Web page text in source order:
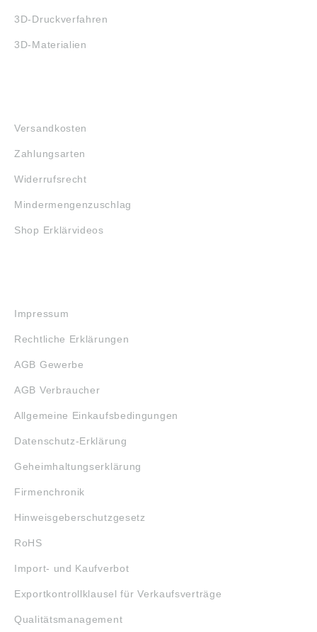
3D-Druckverfahren
3D-Materialien
Versandkosten
Zahlungsarten
Widerrufsrecht
Mindermengenzuschlag
Shop Erklärvideos
Impressum
Rechtliche Erklärungen
AGB Gewerbe
AGB Verbraucher
Allgemeine Einkaufsbedingungen
Datenschutz-Erklärung
Geheimhaltungserklärung
Firmenchronik
Hinweisgeberschutzgesetz
RoHS
Import- und Kaufverbot
Exportkontrollklausel für Verkaufsverträge
Qualitätsmanagement